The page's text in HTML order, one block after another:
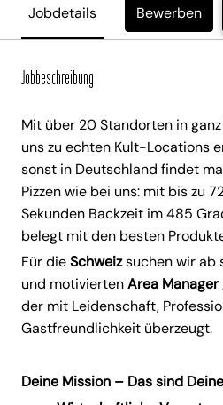
Jobdetails Bewerben
Jobbeschreibung
Mit über 20 Standorten in
uns zu echten Kult-Locations
sonst in Deutschland findet
Pizzen wie bei uns: mit bis zu
Sekunden Backzeit im 485
belegt mit den besten
Für dieSchweizsuchen wir ab
und motiviertenArea
der mit Leidenschaft,
Gastfreundlichkeit überzeugt.
Deine Mission – Das sind